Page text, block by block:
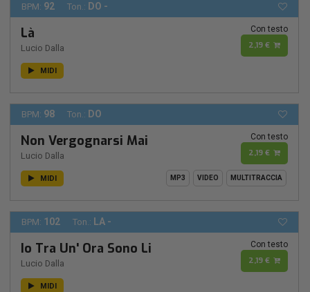
BPM: 92 Ton.: DO -
Là
Lucio Dalla
Con testo
2,19 €
MIDI
BPM: 98 Ton.: DO
Non Vergognarsi Mai
Lucio Dalla
Con testo
2,19 €
MIDI MP3 VIDEO MULTITRACCIA
BPM: 102 Ton.: LA -
Io Tra Un' Ora Sono Li
Lucio Dalla
Con testo
2,19 €
MIDI